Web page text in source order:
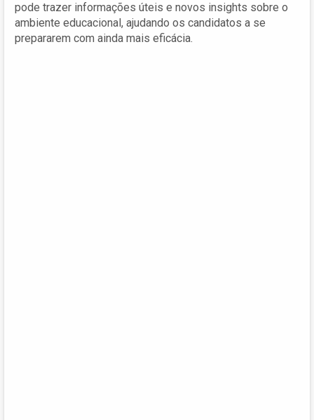
pode trazer informações úteis e novos insights sobre o
ambiente educacional, ajudando os candidatos a se
prepararem com ainda mais eficácia.